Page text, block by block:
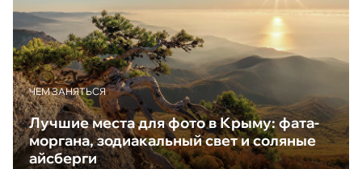
ЧЕМ ЗАНЯТЬСЯ
Лучшие места для фото в Крыму: фата-
моргана, зодиакальный свет и соляные
айсберги